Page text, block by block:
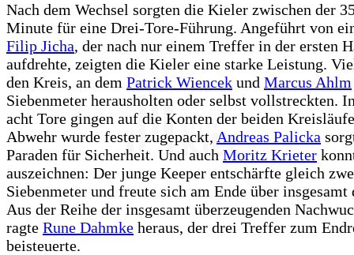
Nach dem Wechsel sorgten die Kieler zwischen der
Minute für eine Drei-Tore-Führung. Angeführt von
Filip Jicha, der nach nur einem Treffer in der ersten
aufdrehte, zeigten die Kieler eine starke Leistung.
den Kreis, an dem Patrick Wiencek und Marcus Ahlm
Siebenmeter herausholten oder selbst vollstreckten.
acht Tore gingen auf die Konten der beiden
Abwehr wurde fester zugepackt, Andreas Palicka
Paraden für Sicherheit. Und auch Moritz Krieter
auszeichnen: Der junge Keeper entschärfte gleich
Siebenmeter und freute sich am Ende über insgesamt
Aus der Reihe der insgesamt überzeugenden
ragte Rune Dahmke heraus, der drei Treffer zum
beisteuerte.